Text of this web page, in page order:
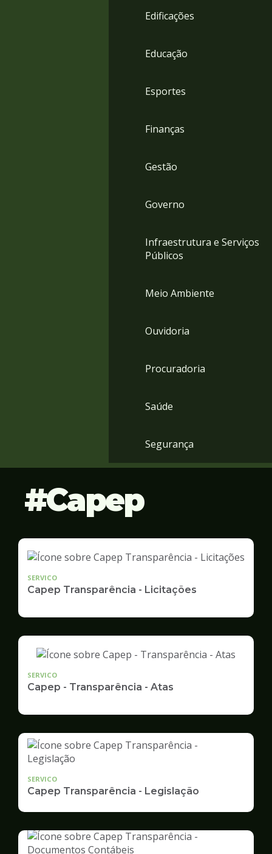
Edificações
Educação
Esportes
Finanças
Gestão
Governo
Infraestrutura e Serviços
Públicos
Meio Ambiente
Ouvidoria
Procuradoria
Saúde
Segurança
Capep
SERVICO
Capep Transparência - Licitações
SERVICO
Capep - Transparência - Atas
SERVICO
Capep Transparência - Legislação